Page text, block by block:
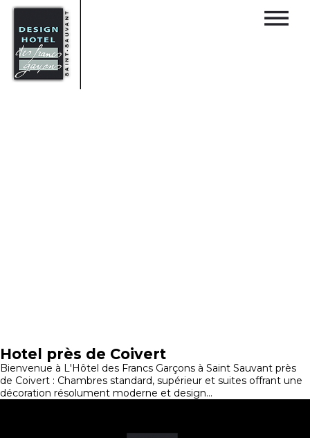
Hotel près de Coivert
Bienvenue à L'Hôtel des Francs Garçons à Saint Sauvant près
de Coivert : Chambres standard, supérieur et suites offrant une
décoration résolument moderne et design...